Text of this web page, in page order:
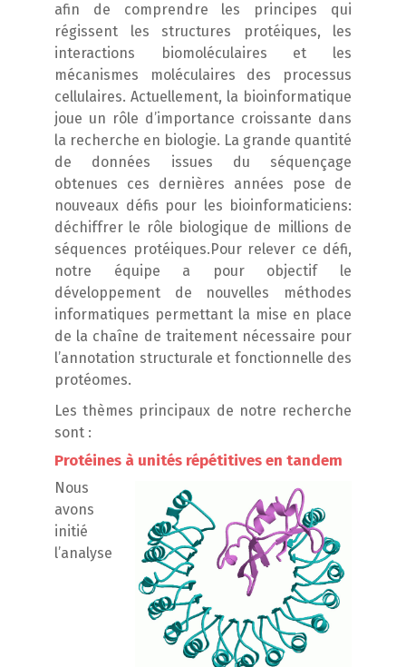
afin de comprendre les principes qui
régissent les structures protéiques, les
interactions biomoléculaires et les
mécanismes moléculaires des processus
cellulaires. Actuellement, la bioinformatique
joue un rôle d’importance croissante dans
la recherche en biologie. La grande quantité
de données issues du séquençage
obtenues ces dernières années pose de
nouveaux défis pour les bioinformaticiens:
déchiffrer le rôle biologique de millions de
séquences protéiques.Pour relever ce défi,
notre équipe a pour objectif le
développement de nouvelles méthodes
informatiques permettant la mise en place
de la chaîne de traitement nécessaire pour
l’annotation structurale et fonctionnelle des
protéomes.
Les thèmes principaux de notre recherche
sont :
Protéines à unités répétitives en tandem
Nous
avons
initié
l’analyse